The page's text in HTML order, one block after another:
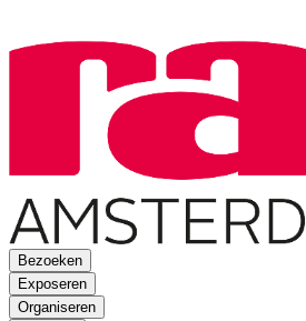
Bezoeken
Exposeren
Organiseren